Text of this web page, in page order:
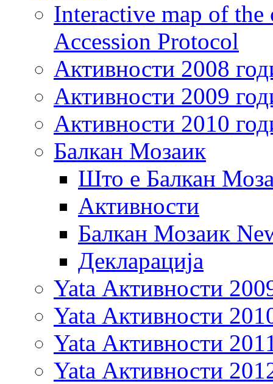
Interactive map of
Accession Protocol
Активности 2008
Активности 2009
Активности 2010
Балкан Мозаик
Што е Балкан
Активности
Балкан Мозаик
Декларација
Yata Активности
Yata Активности
Yata Активности
Yata Активности